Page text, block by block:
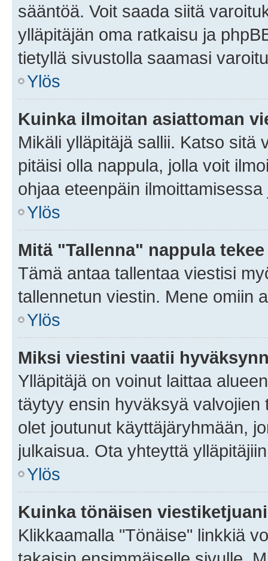
sääntöä. Voit saada siitä
ylläpitäjän oma ratkaisu ja
tietyllä sivustolla saamasi
Ylös
Kuinka ilmoitan asiattoman
Mikäli ylläpitäjä sallii. Katso sitä
pitäisi olla nappula, jolla voit
ohjaa eteenpäin
Ylös
Mitä "Tallenna" nappula
Tämä antaa tallentaa viestisi
tallennetun viestin. Mene omiin
Ylös
Miksi viestini vaatii
Ylläpitäjä on voinut laittaa
täytyy ensin hyväksyä
olet joutunut käyttäjäryhmään,
julkaisua. Ota yhteyttä
Ylös
Kuinka tönäisen
Klikkaamalla "Tönäise" linkkiä